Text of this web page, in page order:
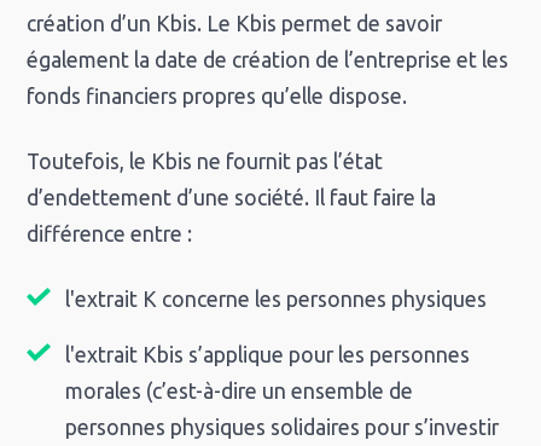
création d’un Kbis. Le Kbis permet de savoir
également la date de création de l’entreprise et les
fonds financiers propres qu’elle dispose.
Toutefois, le Kbis ne fournit pas l’état
d’endettement d’une société. Il faut faire la
différence entre :
l'extrait K concerne les personnes physiques
l'extrait Kbis s’applique pour les personnes
morales (c’est-à-dire un ensemble de
personnes physiques solidaires pour s’investir